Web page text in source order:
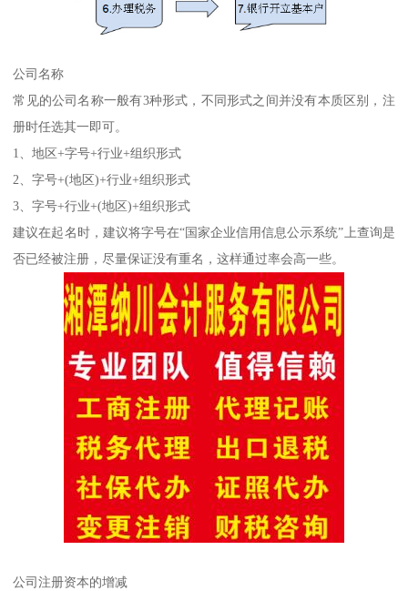
公司名称
常见的公司名称一般有3种形式，不同形式之间并没有本质区别，注
册时任选其一即可。
1、地区+字号+行业+组织形式
2、字号+(地区)+行业+组织形式
3、字号+行业+(地区)+组织形式
建议在起名时，建议将字号在“国家企业信用信息公示系统”上查询是
否已经被注册，尽量保证没有重名，这样通过率会高一些。
公司注册资本的增减